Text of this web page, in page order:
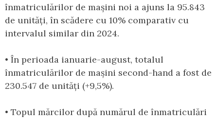
înmatriculărilor de mașini noi a ajuns la 95.843
de unități, în scădere cu 10% comparativ cu
intervalul similar din 2024.
• În perioada ianuarie-august, totalul
înmatriculărilor de mașini second-hand a fost de
230.547 de unități (+9,5%).
• Topul mărcilor după numărul de înmatriculări